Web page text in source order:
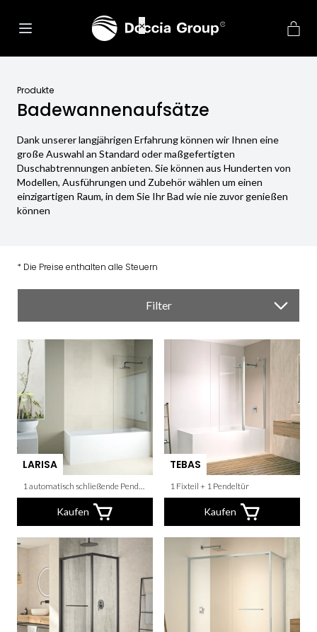
Produkte
Badewannenaufsätze
Dank unserer langjährigen Erfahrung können wir Ihnen eine
große Auswahl an Standard oder maßgefertigten
Duschabtrennungen anbieten. Sie können aus Hunderten von
Modellen, Ausführungen und Zubehör wählen um einen
einzigartigen Raum, in dem Sie Ihr Bad wie nie zuvor genießen
können
* Die Preise enthalten alle Steuern
Filter
LARISA
Kaufen
TEBAS
1 Fixteil + 1 Pendeltür
Kaufen
×